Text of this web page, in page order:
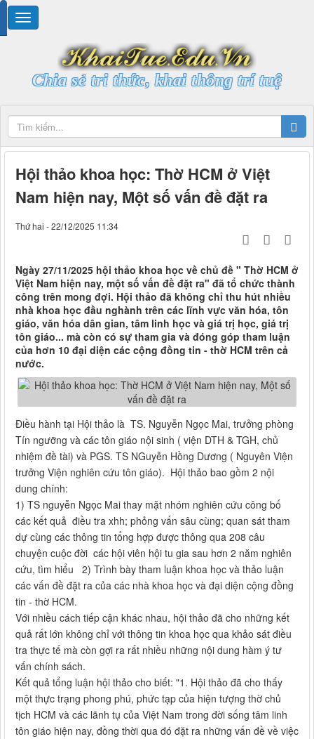
Chia sẻ tri thức, khai thông trí tuệ
Hội thảo khoa học: Thờ HCM ở Việt
Nam hiện nay, Một số vấn đề đặt ra
Thứ hai - 22/12/2025 11:34
Ngày 27/11/2025 hội thảo khoa học về chủ đề " Thờ HCM ở
Việt Nam hiện nay, một số vấn đề đặt ra" đã tổ chức thành
công trên mong đợi. Hội thảo đã không chỉ thu hút nhiều
nhà khoa học đầu nghành trên các lĩnh vực văn hóa, tôn
giáo, văn hóa dân gian, tâm linh học và giá trị học, giá trị
tôn giáo... mà còn có sự tham gia và đóng góp tham luận
của hơn 10 đại diện các cộng đồng tin - thờ HCM trên cả
nước.
Điều hành tại Hội thảo là TS. Nguyễn Ngọc Mai, trưởng phòng
Tín ngưỡng và các tôn giáo nội sinh ( viện DTH & TGH, chủ
nhiệm đề tài) và PGS. TS NGuyễn Hồng Dương ( Nguyên Viện
trưởng Viện nghiên cứu tôn giáo). Hội thảo bao gồm 2 nội
dung chính:
1) TS nguyễn Ngọc Mai thay mặt nhóm nghiên cứu công bố
các kết quả điều tra xhh; phỏng vấn sâu cùng; quan sát tham
dự cùng các thông tin tổng hợp được thông qua 208 câu
chuyện cuộc đời các hội viên hội tu gia sau hơn 2 năm nghiên
cứu, tìm hiểu 2) Trình bày tham luận khoa học và thảo luận
các vấn đề đặt ra của các nhà khoa học và đại diện cộng đồng
tin - thờ HCM.
Với nhiều cách tiếp cận khác nhau, hội thảo đã cho những kết
quả rất lớn không chỉ với thông tin khoa học qua khảo sát điều
tra thực tế mà còn gợi ra rất nhiều những nội dung hàm ý tư
vấn chính sách.
Kết quả tổng luận hội thảo cho biết: "1. Hội thảo đã cho thấy
một thực trạng phong phú, phức tạp của hiện tượng thờ chủ
tịch HCM và các lãnh tụ của Việt Nam trong đời sống tâm linh
tôn giáo hiện nay, đồng thời qua đó đặt ra những vấn đề về việc